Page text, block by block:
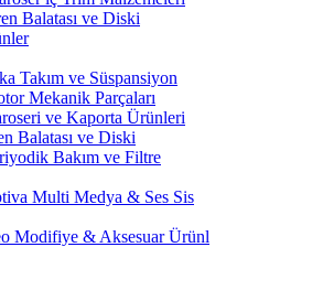
Balatası ve Diski
Takım ve Süspansiyon
Mekanik Parçaları
ve Kaporta Ürünleri
Balatası ve Diski
Bakım ve Filtre
Multi Medya & Ses Sis
Modifiye & Aksesuar Ürünl